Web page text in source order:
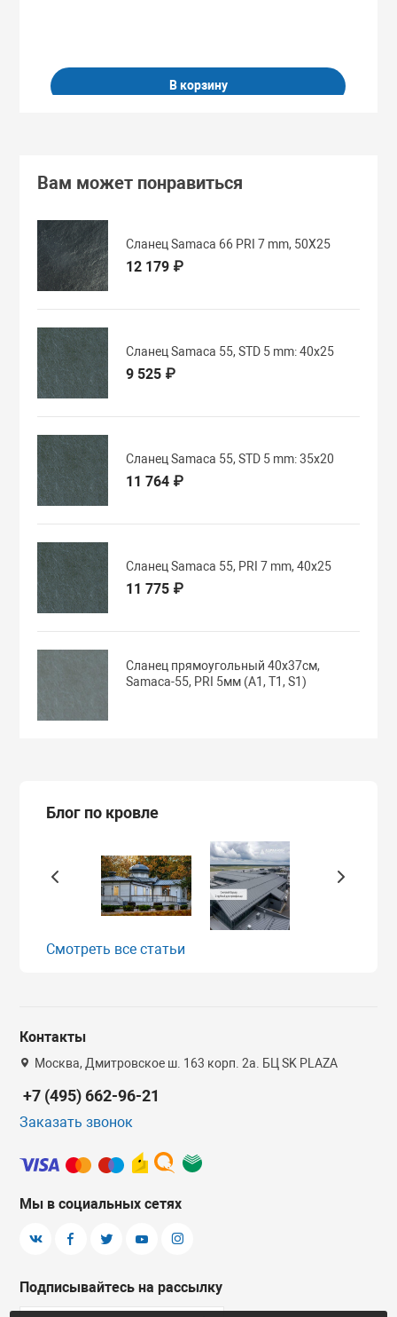
В корзину
Вам может понравиться
Сланец Samaca 66 PRI 7 mm, 50X25
12 179 ₽
Сланец Samaca 55, STD 5 mm: 40x25
9 525 ₽
Сланец Samaca 55, STD 5 mm: 35x20
11 764 ₽
Сланец Samaca 55, PRI 7 mm, 40x25
11 775 ₽
Сланец прямоугольный 40х37см,
Samaca-55, PRI 5мм (А1, T1, S1)
Блог по кровле
Смотреть все статьи
Контакты
Москва, Дмитровское ш. 163 корп. 2а. БЦ SK PLAZA
+7 (495) 662-96-21
Заказать звонок
Мы в социальных сетях
Подписывайтесь на рассылку